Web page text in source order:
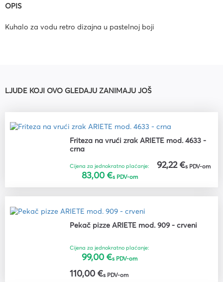
OPIS
Kuhalo za vodu retro dizajna u pastelnoj boji
LJUDE KOJI OVO GLEDAJU ZANIMAJU JOŠ
Friteza na vrući zrak ARIETE mod. 4633 -
crna
Cijena za jednokratno plaćanje:
83,00 €s PDV-om
92,22 €s PDV-om
Pekač pizze ARIETE mod. 909 - crveni
Cijena za jednokratno plaćanje:
99,00 €s PDV-om
110,00 €s PDV-om